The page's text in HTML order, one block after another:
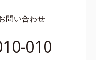
問い合わせ
010